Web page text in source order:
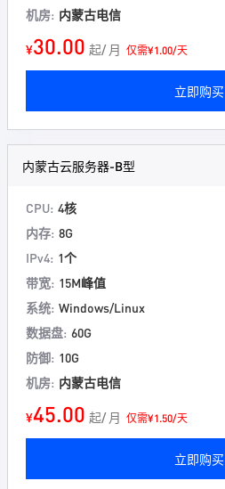
机房: 内蒙古电信
¥30.00 起/ 月 仅需¥1.00/天
立即购买
内蒙古云服务器-B型
CPU: 4核
内存: 8G
IPv4: 1个
带宽: 15M峰值
系统: Windows/Linux
数据盘: 60G
防御: 10G
机房: 内蒙古电信
¥45.00 起/ 月 仅需¥1.50/天
立即购买